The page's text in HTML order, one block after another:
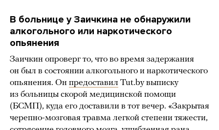
В больнице у Заичкина не обнаружили
алкогольного или наркотического
опьянения
Заичкин опроверг то, что во время задержания
он был в состоянии алкогольного и наркотического
опьянения. Он предоставил Tut.by выписку
из больницы скорой медицинской помощи
(БСМП), куда его доставили в тот вечер. «Закрытая
черепно-мозговая травма легкой степени тяжести,